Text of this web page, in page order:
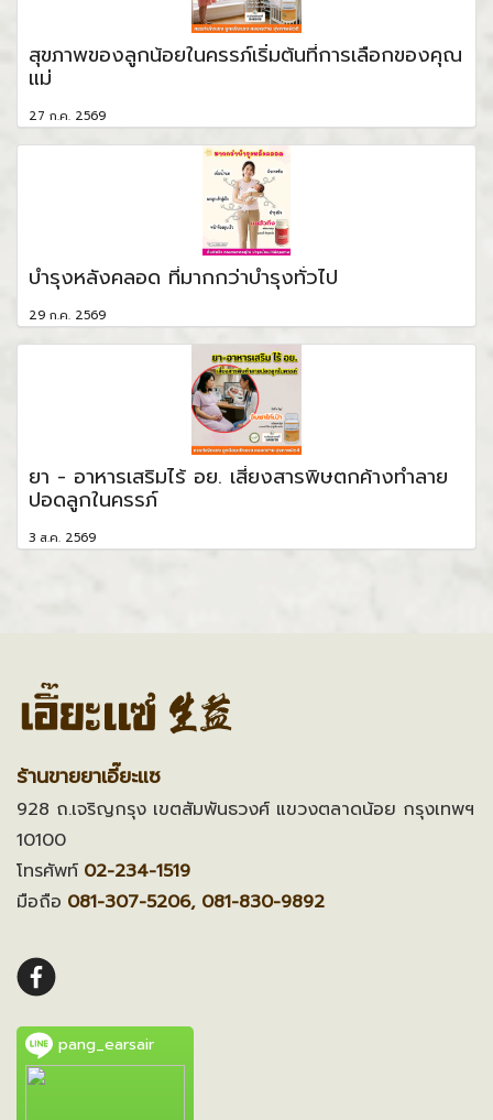
สุขภาพของลูกน้อยในครรภ์เริ่มต้นที่การเลือกของคุณ
แม่
27 ก.ค. 2569
บำรุงหลังคลอด ที่มากกว่าบำรุงทั่วไป
29 ก.ค. 2569
ยา - อาหารเสริมไร้ อย. เสี่ยงสารพิษตกค้างทำลาย
ปอดลูกในครรภ์
3 ส.ค. 2569
ร้านขายยาเอี๊ยะแซ
928 ถ.เจริญกรุง เขตสัมพันธวงศ์ แขวงตลาดน้อย กรุงเทพฯ
10100
โทรศัพท์ 02-234-1519
มือถือ 081-307-5206, 081-830-9892
pang_earsair